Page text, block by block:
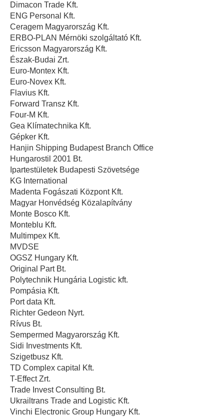
Dimacon Trade Kft.
ENG Personal Kft.
Ceragem Magyarország Kft.
ERBO-PLAN Mérnöki szolgáltató Kft.
Ericsson Magyarország Kft.
Észak-Budai Zrt.
Euro-Montex Kft.
Euro-Novex Kft.
Flavius Kft.
Forward Transz Kft.
Four-M Kft.
Gea Klímatechnika Kft.
Gépker Kft.
Hanjin Shipping Budapest Branch Office
Hungarostil 2001 Bt.
Ipartestületek Budapesti Szövetsége
KG International
Madenta Fogászati Központ Kft.
Magyar Honvédség Közalapítvány
Monte Bosco Kft.
Monteblu Kft.
Multimpex Kft.
MVDSE
OGSZ Hungary Kft.
Original Part Bt.
Polytechnik Hungária Logistic kft.
Pompásia Kft.
Port data Kft.
Richter Gedeon Nyrt.
Rívus Bt.
Sempermed Magyarország Kft.
Sidi Investments Kft.
Szigetbusz Kft.
TD Complex capital Kft.
T-Effect Zrt.
Trade Invest Consulting Bt.
Ukrailtrans Trade and Logistic Kft.
Vinchi Electronic Group Hungary Kft.